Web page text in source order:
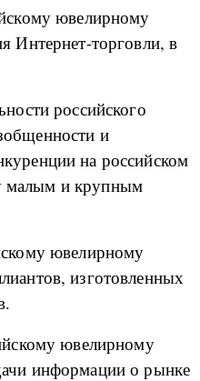
ювелирному
Интернет-торговли, в
российского
и
на российском
малым и крупным
ювелирному
изготовленных
ювелирному
информации о рынке